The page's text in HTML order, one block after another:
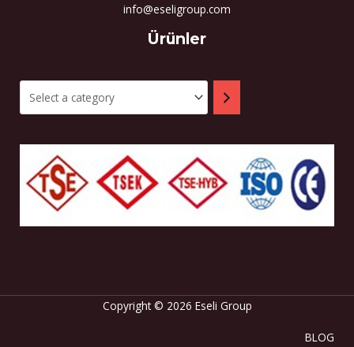
info@eseligroup.com
Ürünler
Copyright © 2026 Eseli Group
BLOG